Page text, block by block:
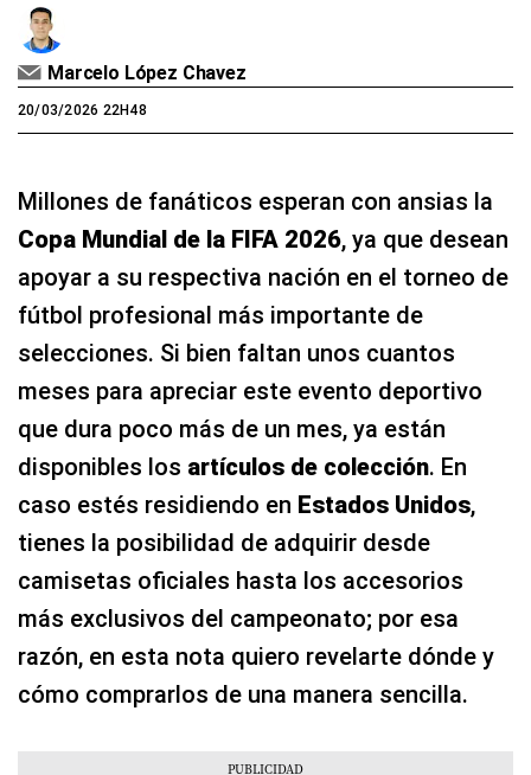
Marcelo López Chavez
20/03/2026 22H48
Millones de fanáticos esperan con ansias la
Copa Mundial de la FIFA 2026, ya que desean
apoyar a su respectiva nación en el torneo de
fútbol profesional más importante de
selecciones. Si bien faltan unos cuantos
meses para apreciar este evento deportivo
que dura poco más de un mes, ya están
disponibles los artículos de colección. En
caso estés residiendo en Estados Unidos,
tienes la posibilidad de adquirir desde
camisetas oficiales hasta los accesorios
más exclusivos del campeonato; por esa
razón, en esta nota quiero revelarte dónde y
cómo comprarlos de una manera sencilla.